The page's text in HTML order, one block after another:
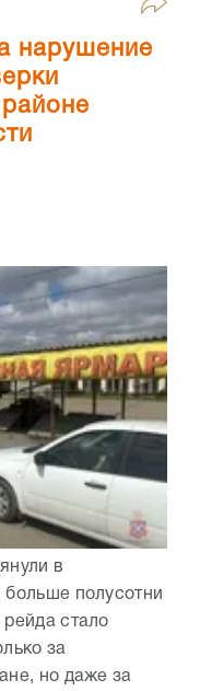
нарушение
в
больше полусотни
стало
за
но даже за